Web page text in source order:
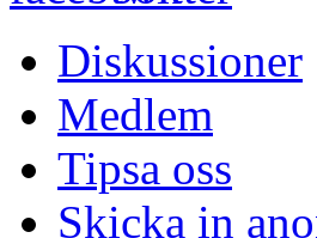
Diskussioner
Medlem
Tipsa oss
Skicka in